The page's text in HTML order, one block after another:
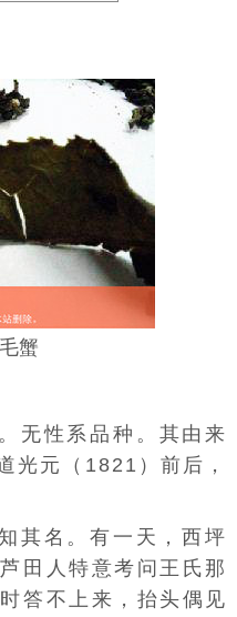
蟹
。无性系品种。其由来
光元（1821）前后，
其名。有一天，西坪
田人特意考问王氏那
答不上来，抬头偶见